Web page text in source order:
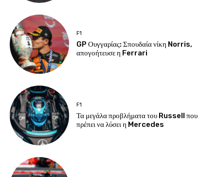
F1
GP Ουγγαρίας: Σπουδαία νίκη Norris,
απογοήτευσε η Ferrari
F1
Τα μεγάλα προβλήματα του Russell που
πρέπει να λύσει η Mercedes